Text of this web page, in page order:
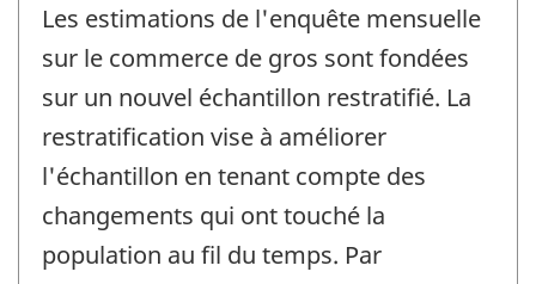
référence
de
-
Les estimations de l'enquête mensuelle
sur le commerce de gros sont fondées
sur un nouvel échantillon restratifié. La
restratification vise à améliorer
l'échantillon en tenant compte des
changements qui ont touché la
population au fil du temps. Par